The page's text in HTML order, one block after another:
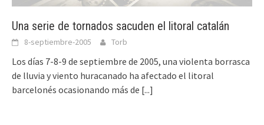
Una serie de tornados sacuden el litoral catalán
8-septiembre-2005 Torb
Los días 7-8-9 de septiembre de 2005, una violenta borrasca
de lluvia y viento huracanado ha afectado el litoral
barcelonés ocasionando más de [...]